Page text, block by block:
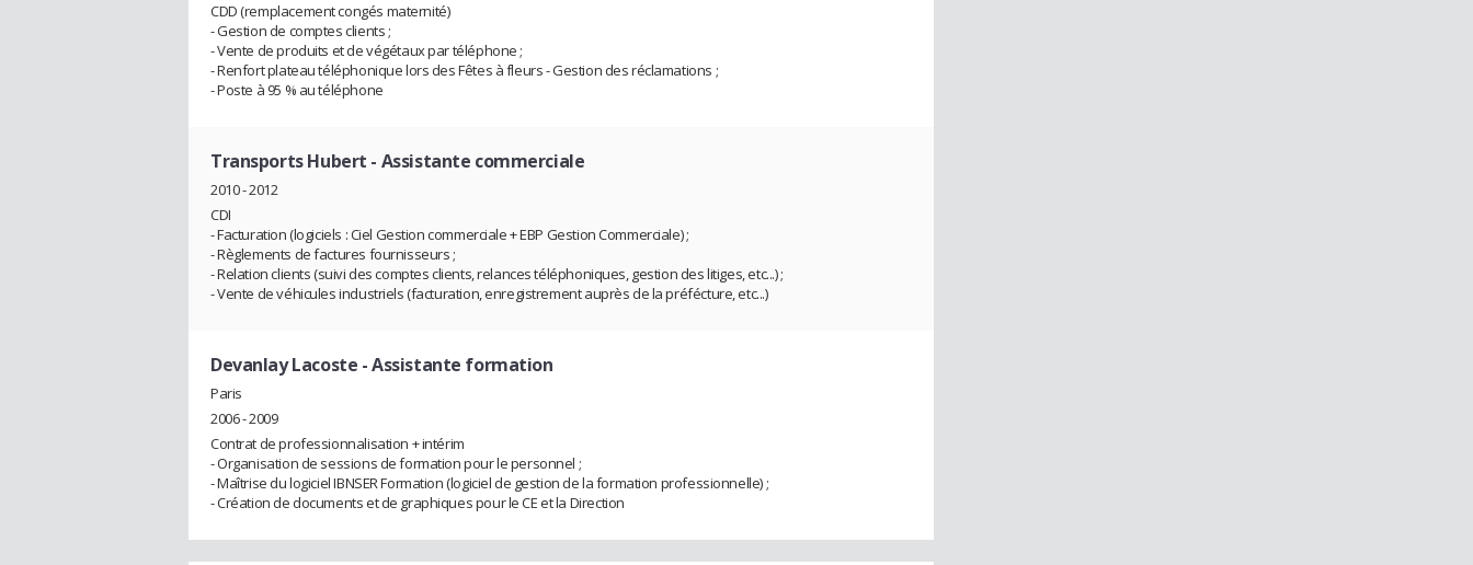
CDD (remplacement congés maternité)
- Gestion de comptes clients ;
- Vente de produits et de végétaux par téléphone ;
- Renfort plateau téléphonique lors des Fêtes à fleurs - Gestion des réclamations ;
- Poste à 95 % au téléphone
Transports Hubert - Assistante commerciale
2010 - 2012
CDI
- Facturation (logiciels : Ciel Gestion commerciale + EBP Gestion Commerciale) ;
- Règlements de factures fournisseurs ;
- Relation clients (suivi des comptes clients, relances téléphoniques, gestion des litiges, etc...) ;
- Vente de véhicules industriels (facturation, enregistrement auprès de la préfécture, etc...)
Devanlay Lacoste - Assistante formation
Paris
2006 - 2009
Contrat de professionnalisation + intérim
- Organisation de sessions de formation pour le personnel ;
- Maîtrise du logiciel IBNSER Formation (logiciel de gestion de la formation professionnelle) ;
- Création de documents et de graphiques pour le CE et la Direction